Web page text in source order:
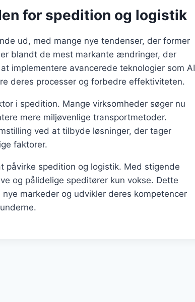
for spedition og logistik
ud, med mange nye tendenser, der former
blandt de mest markante ændringer, der
implementere avancerede teknologier som AI
deres processer og forbedre effektiviteten.
i spedition. Mange virksomheder søger nu
mere miljøvenlige transportmetoder.
ved at tilbyde løsninger, der tager
faktorer.
spedition og logistik. Med stigende
og pålidelige speditører kun vokse. Dette
markeder og udvikler deres kompetencer